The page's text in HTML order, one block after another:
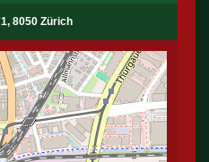
8050 Zürich